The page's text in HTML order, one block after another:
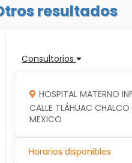
resultados
Consultorios
HOSPITAL MATERNO
CALLE TLÁHUAC
MEXICO
Horarios disponibles